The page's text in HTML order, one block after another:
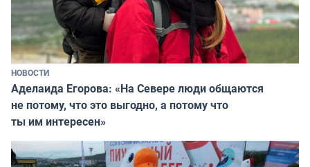
НОВОСТИ
Аделаида Егорова: «На Севере люди общаются
не потому, что это выгодно, а потому что
ты им интересен»